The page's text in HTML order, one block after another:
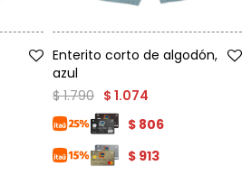
Enterito corto de algodón,
azul
$ 1.074
$ 1.790
$ 806
$ 913